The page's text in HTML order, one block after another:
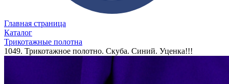
Главная страница
Каталог
Трикотажные полотна
1049. Трикотажное полотно. Скуба. Синий. Уценка!!!